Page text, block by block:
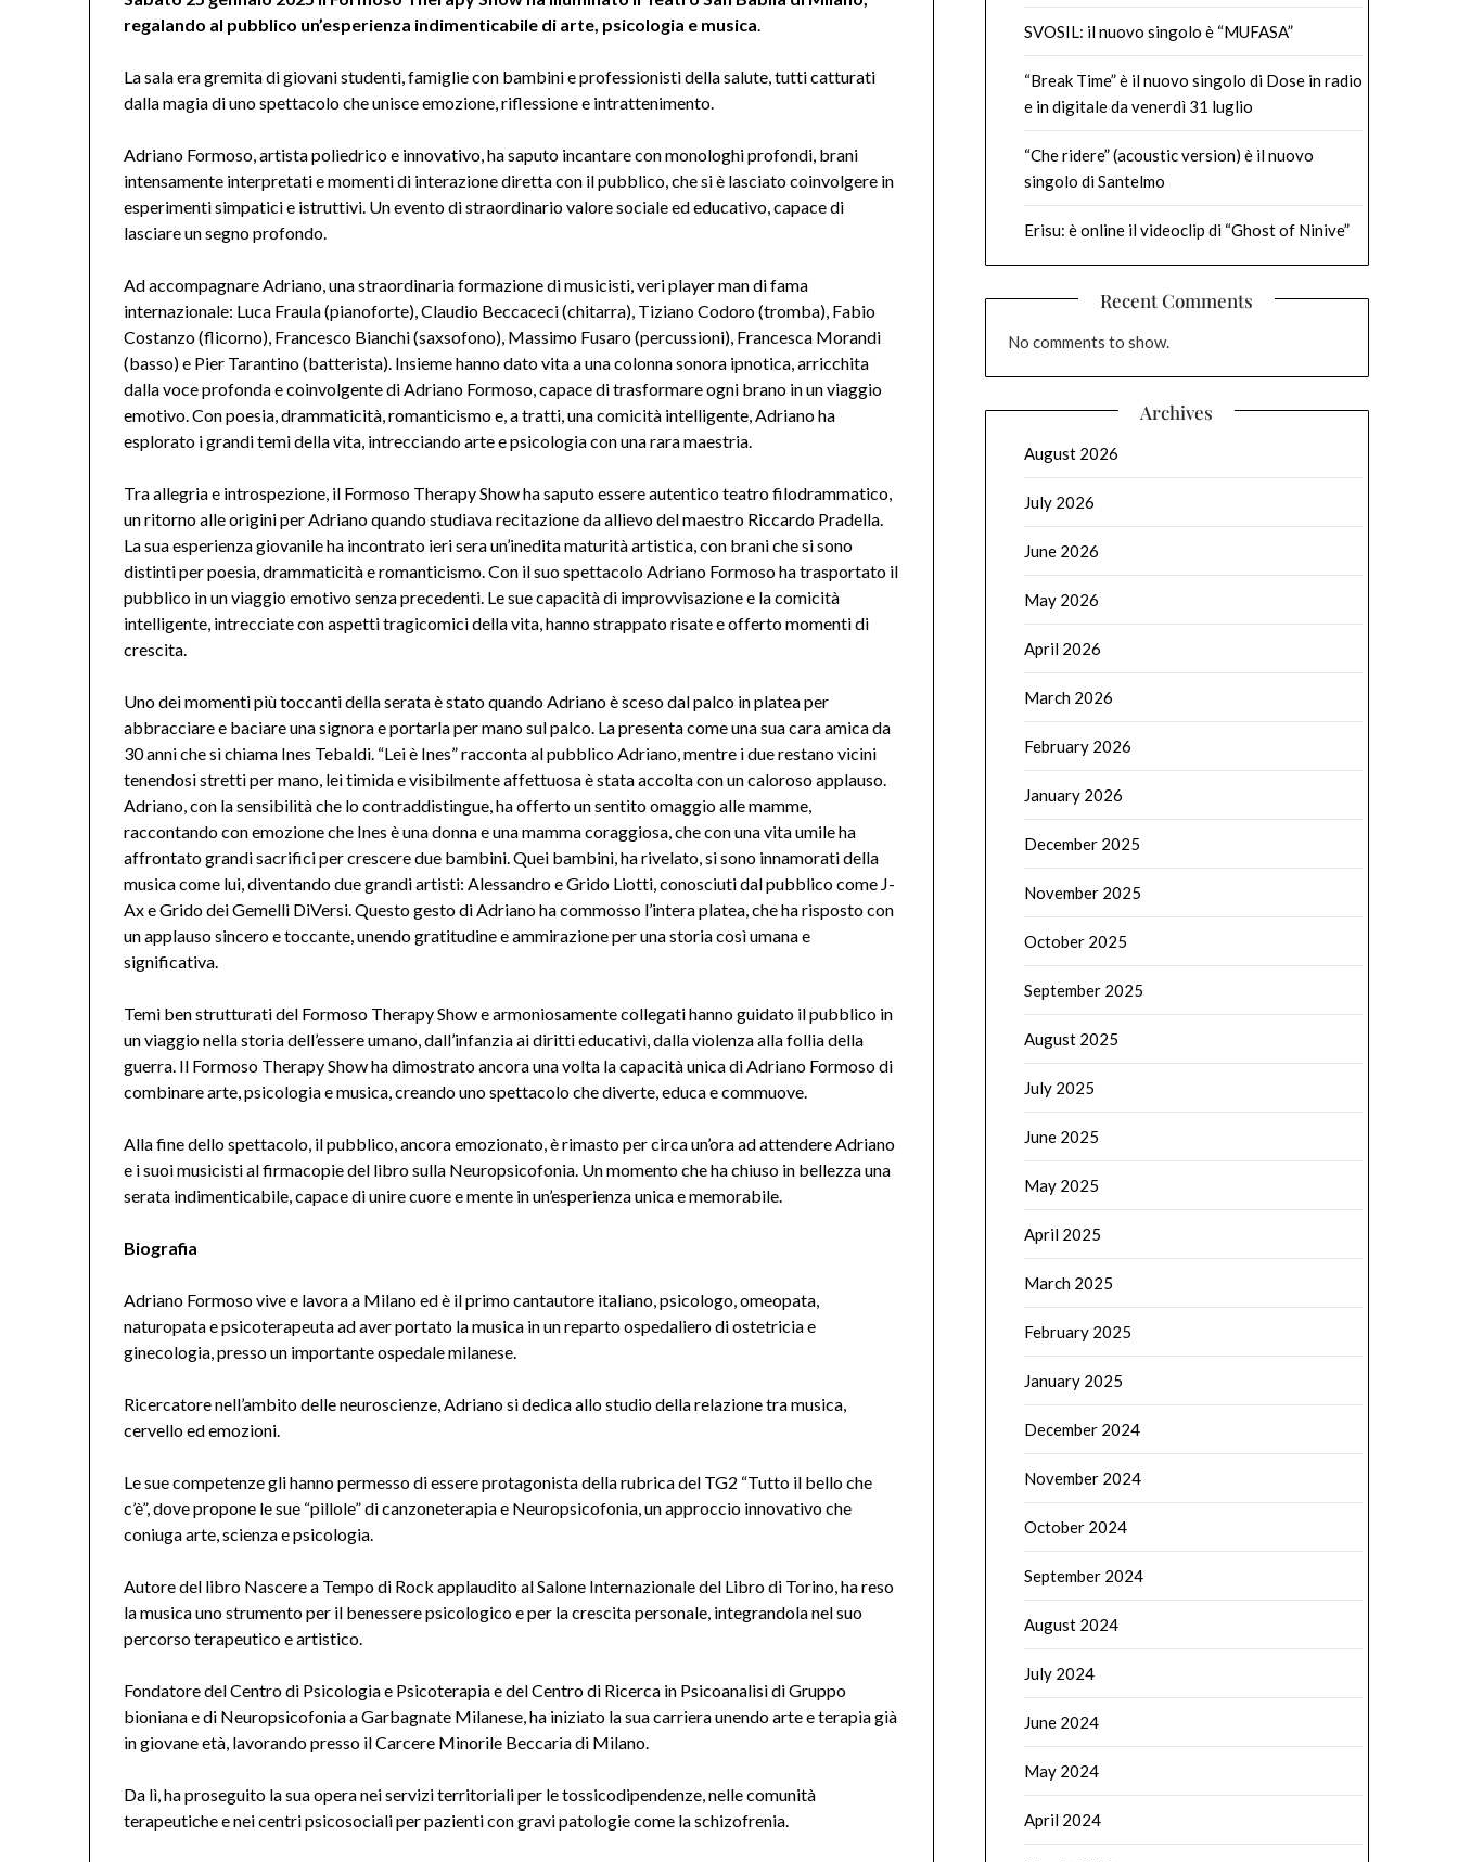
regalando al pubblico un’esperienza indimenticabile di arte, psicologia e musica.
La sala era gremita di giovani studenti, famiglie con bambini e professionisti della salute, tutti catturati
dalla magia di uno spettacolo che unisce emozione, riflessione e intrattenimento.
Adriano Formoso, artista poliedrico e innovativo, ha saputo incantare con monologhi profondi, brani
intensamente interpretati e momenti di interazione diretta con il pubblico, che si è lasciato coinvolgere in
esperimenti simpatici e istruttivi. Un evento di straordinario valore sociale ed educativo, capace di
lasciare un segno profondo.
Ad accompagnare Adriano, una straordinaria formazione di musicisti, veri player man di fama
internazionale: Luca Fraula (pianoforte), Claudio Beccaceci (chitarra), Tiziano Codoro (tromba), Fabio
Costanzo (flicorno), Francesco Bianchi (saxsofono), Massimo Fusaro (percussioni), Francesca Morandi
(basso) e Pier Tarantino (batterista). Insieme hanno dato vita a una colonna sonora ipnotica, arricchita
dalla voce profonda e coinvolgente di Adriano Formoso, capace di trasformare ogni brano in un viaggio
emotivo. Con poesia, drammaticità, romanticismo e, a tratti, una comicità intelligente, Adriano ha
esplorato i grandi temi della vita, intrecciando arte e psicologia con una rara maestria.
Tra allegria e introspezione, il Formoso Therapy Show ha saputo essere autentico teatro filodrammatico,
un ritorno alle origini per Adriano quando studiava recitazione da allievo del maestro Riccardo Pradella.
La sua esperienza giovanile ha incontrato ieri sera un’inedita maturità artistica, con brani che si sono
distinti per poesia, drammaticità e romanticismo. Con il suo spettacolo Adriano Formoso ha trasportato il
pubblico in un viaggio emotivo senza precedenti. Le sue capacità di improvvisazione e la comicità
intelligente, intrecciate con aspetti tragicomici della vita, hanno strappato risate e offerto momenti di
crescita.
Uno dei momenti più toccanti della serata è stato quando Adriano è sceso dal palco in platea per
abbracciare e baciare una signora e portarla per mano sul palco. La presenta come una sua cara amica da
30 anni che si chiama Ines Tebaldi. “Lei è Ines” racconta al pubblico Adriano, mentre i due restano vicini
tenendosi stretti per mano, lei timida e visibilmente affettuosa è stata accolta con un caloroso applauso.
Adriano, con la sensibilità che lo contraddistingue, ha offerto un sentito omaggio alle mamme,
raccontando con emozione che Ines è una donna e una mamma coraggiosa, che con una vita umile ha
affrontato grandi sacrifici per crescere due bambini. Quei bambini, ha rivelato, si sono innamorati della
musica come lui, diventando due grandi artisti: Alessandro e Grido Liotti, conosciuti dal pubblico come J-
Ax e Grido dei Gemelli DiVersi. Questo gesto di Adriano ha commosso l’intera platea, che ha risposto con
un applauso sincero e toccante, unendo gratitudine e ammirazione per una storia così umana e
significativa.
Temi ben strutturati del Formoso Therapy Show e armoniosamente collegati hanno guidato il pubblico in
un viaggio nella storia dell’essere umano, dall’infanzia ai diritti educativi, dalla violenza alla follia della
guerra. Il Formoso Therapy Show ha dimostrato ancora una volta la capacità unica di Adriano Formoso di
combinare arte, psicologia e musica, creando uno spettacolo che diverte, educa e commuove.
Alla fine dello spettacolo, il pubblico, ancora emozionato, è rimasto per circa un’ora ad attendere Adriano
e i suoi musicisti al firmacopie del libro sulla Neuropsicofonia. Un momento che ha chiuso in bellezza una
serata indimenticabile, capace di unire cuore e mente in un’esperienza unica e memorabile.
Biografia
Adriano Formoso vive e lavora a Milano ed è il primo cantautore italiano, psicologo, omeopata,
naturopata e psicoterapeuta ad aver portato la musica in un reparto ospedaliero di ostetricia e
ginecologia, presso un importante ospedale milanese.
Ricercatore nell’ambito delle neuroscienze, Adriano si dedica allo studio della relazione tra musica,
cervello ed emozioni.
Le sue competenze gli hanno permesso di essere protagonista della rubrica del TG2 “Tutto il bello che
c’è”, dove propone le sue “pillole” di canzoneterapia e Neuropsicofonia, un approccio innovativo che
coniuga arte, scienza e psicologia.
Autore del libro Nascere a Tempo di Rock applaudito al Salone Internazionale del Libro di Torino, ha reso
la musica uno strumento per il benessere psicologico e per la crescita personale, integrandola nel suo
percorso terapeutico e artistico.
Fondatore del Centro di Psicologia e Psicoterapia e del Centro di Ricerca in Psicoanalisi di Gruppo
bioniana e di Neuropsicofonia a Garbagnate Milanese, ha iniziato la sua carriera unendo arte e terapia già
in giovane età, lavorando presso il Carcere Minorile Beccaria di Milano.
Da lì, ha proseguito la sua opera nei servizi territoriali per le tossicodipendenze, nelle comunità
terapeutiche e nei centri psicosociali per pazienti con gravi patologie come la schizofrenia.
SVOSIL: il nuovo singolo è “MUFASA”
“Break Time” è il nuovo singolo di Dose in radio
e in digitale da venerdì 31 luglio
“Che ridere” (acoustic version) è il nuovo
singolo di Santelmo
Erisu: è online il videoclip di “Ghost of Ninive”
Recent Comments
No comments to show.
Archives
August 2026
July 2026
June 2026
May 2026
April 2026
March 2026
February 2026
January 2026
December 2025
November 2025
October 2025
September 2025
August 2025
July 2025
June 2025
May 2025
April 2025
March 2025
February 2025
January 2025
December 2024
November 2024
October 2024
September 2024
August 2024
July 2024
June 2024
May 2024
April 2024